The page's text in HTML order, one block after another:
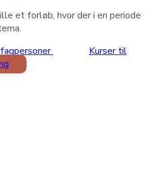
et forløb, hvor der i en periode
Kurser til